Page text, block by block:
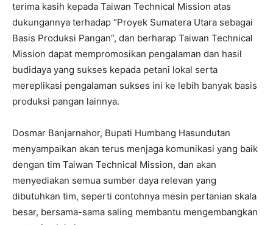
terima kasih kepada Taiwan Technical Mission atas
dukungannya terhadap “Proyek Sumatera Utara sebagai
Basis Produksi Pangan”, dan berharap Taiwan Technical
Mission dapat mempromosikan pengalaman dan hasil
budidaya yang sukses kepada petani lokal serta
mereplikasi pengalaman sukses ini ke lebih banyak basis
produksi pangan lainnya.
Dosmar Banjarnahor, Bupati Humbang Hasundutan
menyampaikan akan terus menjaga komunikasi yang baik
dengan tim Taiwan Technical Mission, dan akan
menyediakan semua sumber daya relevan yang
dibutuhkan tim, seperti contohnya mesin pertanian skala
besar, bersama-sama saling membantu mengembangkan